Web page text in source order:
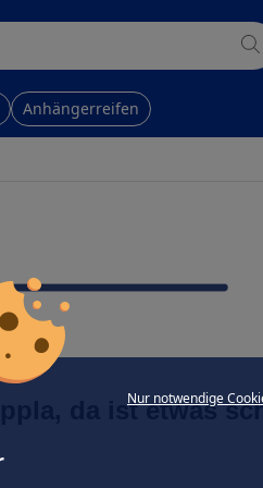
Nur notwendige
Anhängerreifen
da ist etwas